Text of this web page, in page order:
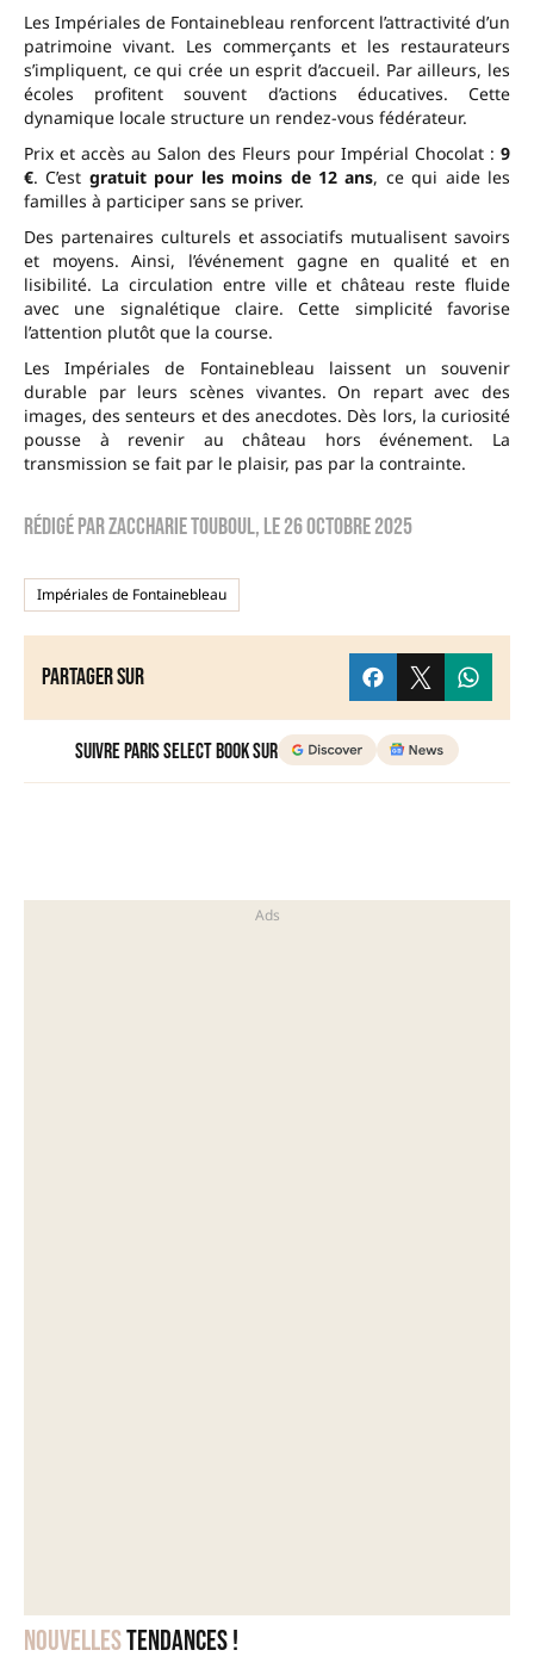
Nouvellestendances !
Les Impériales de Fontainebleau renforcent l’attractivité d’un
patrimoine vivant. Les commerçants et les restaurateurs
s’impliquent, ce qui crée un esprit d’accueil. Par ailleurs, les
écoles profitent souvent d’actions éducatives. Cette
dynamique locale structure un rendez-vous fédérateur.
Prix et accès au Salon des Fleurs pour Impérial Chocolat : 9
€. C’est gratuit pour les moins de 12 ans, ce qui aide les
familles à participer sans se priver.
Des partenaires culturels et associatifs mutualisent savoirs
et moyens. Ainsi, l’événement gagne en qualité et en
lisibilité. La circulation entre ville et château reste fluide
avec une signalétique claire. Cette simplicité favorise
l’attention plutôt que la course.
Les Impériales de Fontainebleau laissent un souvenir
durable par leurs scènes vivantes. On repart avec des
images, des senteurs et des anecdotes. Dès lors, la curiosité
pousse à revenir au château hors événement. La
transmission se fait par le plaisir, pas par la contrainte.
Rédigé parzaccharie touboul, le26 octobre 2025
Impériales de Fontainebleau
Partager sur
Suivre Paris Select Book sur